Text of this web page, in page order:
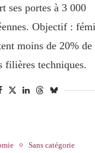
ses portes à 3 000
Objectif :
moins de 20% de
filières techniques.
Sans catégorie